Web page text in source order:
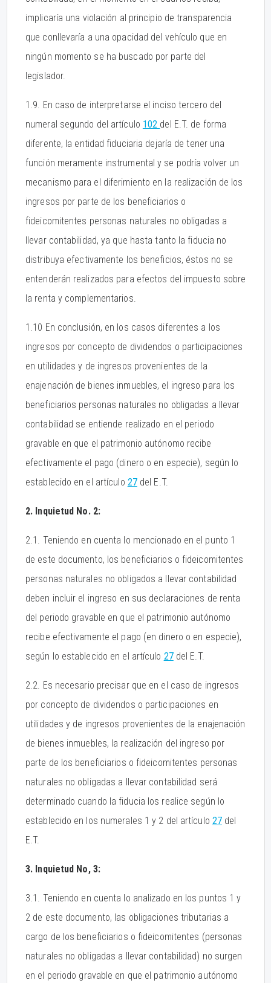
implicaría una violación al principio de transparencia
que conllevaría a una opacidad del vehículo que en
ningún momento se ha buscado por parte del
legislador.
1.9. En caso de interpretarse el inciso tercero del
numeral segundo del artículo 102 del E.T. de forma
diferente, la entidad fiduciaria dejaría de tener una
función meramente instrumental y se podría volver un
mecanismo para el diferimiento en la realización de los
ingresos por parte de los beneficiarios o
fideicomitentes personas naturales no obligadas a
llevar contabilidad, ya que hasta tanto la fiducia no
distribuya efectivamente los beneficios, éstos no se
entenderán realizados para efectos del impuesto sobre
la renta y complementarios.
1.10 En conclusión, en los casos diferentes a los
ingresos por concepto de dividendos o participaciones
en utilidades y de ingresos provenientes de la
enajenación de bienes inmuebles, el ingreso para los
beneficiarios personas naturales no obligadas a llevar
contabilidad se entiende realizado en el periodo
gravable en que el patrimonio autónomo recibe
efectivamente el pago (dinero o en especie), según lo
establecido en el artículo 27del E.T.
2. Inquietud No. 2:
2.1. Teniendo en cuenta lo mencionado en el punto 1
de este documento, los beneficiarios o fideicomitentes
personas naturales no obligados a llevar contabilidad
deben incluir el ingreso en sus declaraciones de renta
del periodo gravable en que el patrimonio autónomo
recibe efectivamente el pago (en dinero o en especie),
según lo establecido en el artículo 27del E.T.
2.2. Es necesario precisar que en el caso de ingresos
por concepto de dividendos o participaciones en
utilidades y de ingresos provenientes de la enajenación
de bienes inmuebles, la realización del ingreso por
parte de los beneficiarios o fideicomitentes personas
naturales no obligadas a llevar contabilidad será
determinado cuando la fiducia los realice según lo
establecido en los numerales 1 y 2 del artículo 27 del
E.T.
3. Inquietud No, 3:
3.1. Teniendo en cuenta lo analizado en los puntos 1 y
2 de este documento, las obligaciones tributarias a
cargo de los beneficiarios o fideicomitentes (personas
naturales no obligadas a llevar contabilidad) no surgen
en el periodo gravable en que el patrimonio autónomo